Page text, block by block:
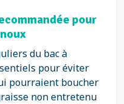
pour
du bac à
pour éviter
pourraient boucher
non entretenu